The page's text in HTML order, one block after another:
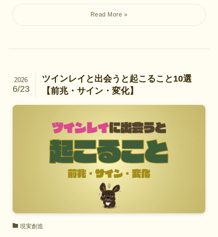
ツインレイと出会うと起こること10選
【前兆・サイン・変化】
2026
6/23
現実創造